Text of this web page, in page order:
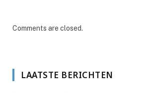
Comments are closed.
LAATSTE BERICHTEN